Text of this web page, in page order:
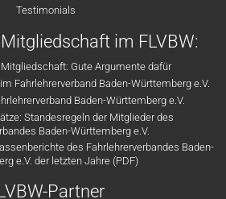
Testimonials
im FLVBW:
Gute Argumente dafür
Fahrlehrerverband Baden-Württemberg e.V.
Baden-Württemberg e.V.
Standesregeln der Mitglieder des
Baden-Württemberg e.V.
des Fahrlehrerverbandes Baden-
e.V. der letzten Jahre (PDF)
Partner